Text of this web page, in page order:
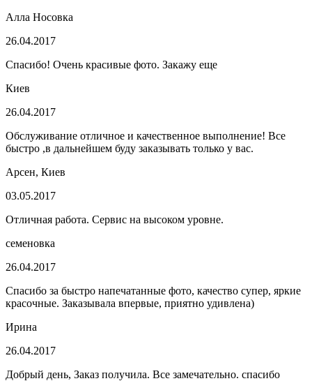
Алла Носовка
26.04.2017
Спасибо! Очень красивые фото. Закажу еще
Киев
26.04.2017
Обслуживание отличное и качественное выполнение! Все
быстро ,в дальнейшем буду заказывать только у вас.
Арсен, Киев
03.05.2017
Отличная работа. Сервис на высоком уровне.
семеновка
26.04.2017
Спасибо за быстро напечатанные фото, качество супер, яркие
красочные. Заказывала впервые, приятно удивлена)
Ирина
26.04.2017
Добрый день, Заказ получила. Все замечательно. спасибо